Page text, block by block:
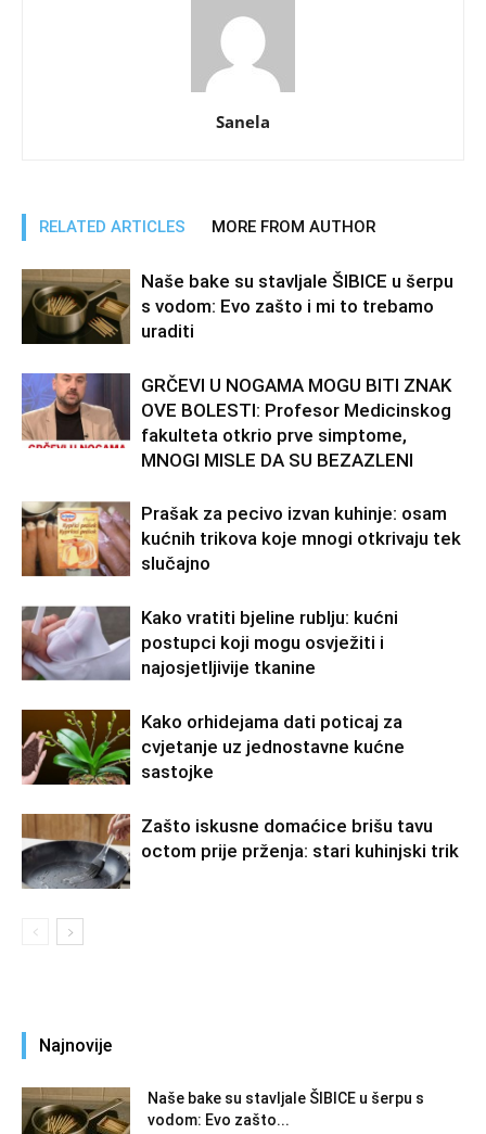
Sanela
RELATED ARTICLES MORE FROM AUTHOR
Naše bake su stavljale ŠIBICE u šerpu
s vodom: Evo zašto i mi to trebamo
uraditi
GRČEVI U NOGAMA MOGU BITI ZNAK
OVE BOLESTI: Profesor Medicinskog
fakulteta otkrio prve simptome,
MNOGI MISLE DA SU BEZAZLENI
Prašak za pecivo izvan kuhinje: osam
kućnih trikova koje mnogi otkrivaju tek
slučajno
Kako vratiti bjeline rublju: kućni
postupci koji mogu osvježiti i
najosjetljivije tkanine
Kako orhidejama dati poticaj za
cvjetanje uz jednostavne kućne
sastojke
Zašto iskusne domaćice brišu tavu
octom prije prženja: stari kuhinjski trik
Najnovije
Naše bake su stavljale ŠIBICE u šerpu s
vodom: Evo zašto...